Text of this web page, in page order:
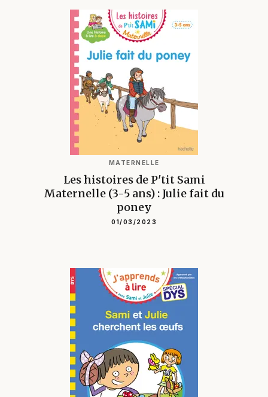
MATERNELLE
Les histoires de P'tit Sami
Maternelle (3-5 ans) : Julie fait du
poney
01/03/2023